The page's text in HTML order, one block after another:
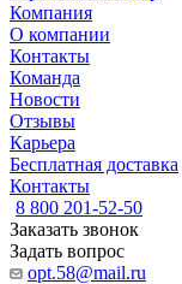
Компания
О компании
Контакты
Команда
Новости
Отзывы
Карьера
Бесплатная доставка
Контакты
8 800 201-52-50
Заказать звонок
Задать вопрос
opt.58@mail.ru